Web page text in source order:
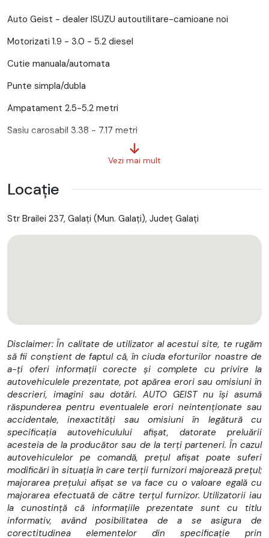
Auto Geist - dealer ISUZU autoutilitare-camioane noi
Motorizati 1.9 - 3.0 - 5.2 diesel
Cutie manuala/automata
Punte simpla/dubla
Ampatament 2.5-5.2 metri
Sasiu carosabil 3.38 - 7.17 metri
Carosari disponibile:
- Prelata clasica sau cu laterale culisante
- Box marfuri generale
- Hooklift
- Transport auto
Carosarea se poate face direct din uzina sau se poate face
carosare personalizata la carosierii nostri parteneri din
Romania
Finantare LEASING avantajoasa
Listă Dotări Tehnice și de Siguranță
Frână de motor
Sistem de tratare a emisiilor EGR-DPD - SCR
Display MID 7"
Vezi mai mult
Locație
Str Brailei 237, Galaţi (Mun. Galaţi), Județ Galaţi
Disclaimer: În calitate de utilizator al acestui site, te rugăm
să fii conștient de faptul că, în ciuda eforturilor noastre de
a-ți oferi informații corecte și complete cu privire la
autovehiculele prezentate, pot apărea erori sau omisiuni în
descrieri, imagini sau dotări. AUTO GEIST nu își asumă
răspunderea pentru eventualele erori neintenționate sau
accidentale, inexactități sau omisiuni în legătură cu
specificația autovehiculului afișat, datorate preluării
acesteia de la producător sau de la terți parteneri. În cazul
autovehiculelor pe comandă, prețul afișat poate suferi
modificări în situația în care terții furnizori majorează prețul;
majorarea prețului afișat se va face cu o valoare egală cu
majorarea efectuată de către terțul furnizor. Utilizatorii iau
la cunostință că informațiile prezentate sunt cu titlu
informativ, având posibilitatea de a se asigura de
corectitudinea elementelor din specificație prin